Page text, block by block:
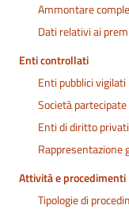
Ammontare
Dati relativi ai premi
Enti controllati
Enti pubblici vigilati
Società partecipate
Enti di diritto
Rappresentazione
Attività e procedimenti
Tipologie di